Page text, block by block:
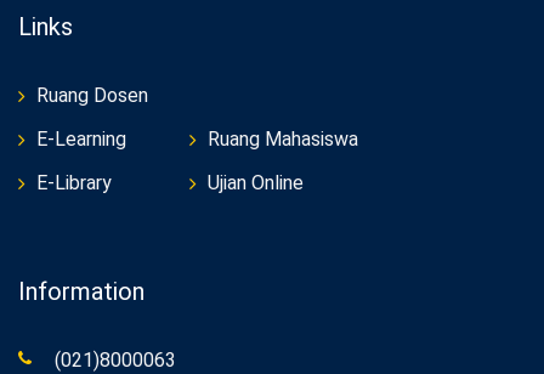
Links
Ruang Dosen
E-Learning
E-Library
Ruang Mahasiswa
Ujian Online
Information
(021)8000063